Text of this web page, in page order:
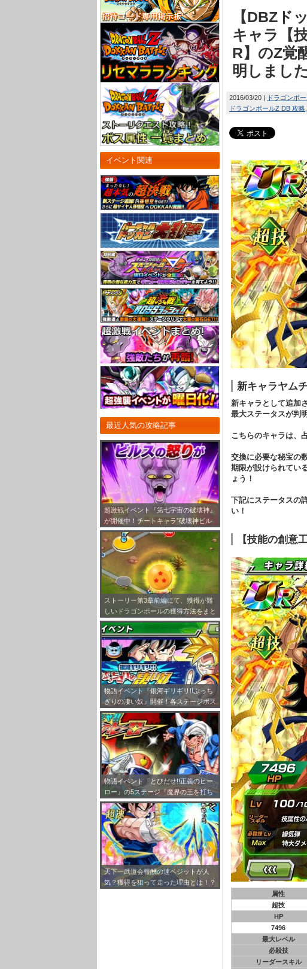
【DBZドッカンバトル】【新たに得た好機】人造人間16
イベント関連
最近人気の攻略記事
超激戦イベント『第七宇宙の破壊神』
が開催中！チートキャラ”破壊神ビル
ス”をドッカン覚醒させよう！
ストーリー第3章前編にて、獲得が難
しいドラゴンボールの獲得方法をまと
めてみました！
物語イベント『銀河ギリギリ!!ぶっち
ぎりの凄い奴』開催！各ステージボス
情報と入手アイテムをまとめてみまし
た！
物語イベント『とびだせ!!正義のヒー
ロー』の5ステージ『魔界の王を打ち
破れ！』に登場するボス属性や必要A
ctまとめ
天下一武道会報酬の速ベジットが人
気？獲得を狙って走った理由とは！？
【DBZド
キャラ【
R】のZ覚
明しまし
2016/03/20 ドラゴンボ
ドラゴンボールZ DB 攻略
新キャラヤム
新キャラとして追加
最大ステータスが判
こちらのキャラは、
交換に必要な秘宝の
期限が設けられてい
ょう！
下記にステータスの
い！
【技能の創意
属性
超技
HP
7496
最大レベル
必殺技
リーダースキル